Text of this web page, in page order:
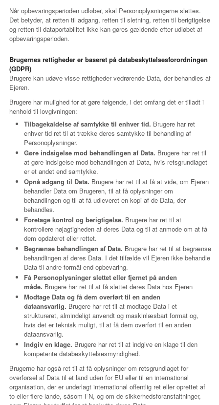
Når opbevaringsperioden udløber, skal Personoplysningerne slettes.
Det betyder, at retten til adgang, retten til sletning, retten til berigtigelse
og retten til dataportabilitet ikke kan gøres gældende efter udløbet af
opbevaringsperioden.
Brugernes rettigheder er baseret på databeskyttelsesforordningen
(GDPR)
Brugere kan udøve visse rettigheder vedrørende Data, der behandles af
Ejeren.
Brugere har mulighed for at gøre følgende, i det omfang det er tilladt i
henhold til lovgivningen:
Tilbagekaldelse af samtykke til enhver tid. Brugere har ret
enhver tid ret til at trække deres samtykke til behandling af
Personoplysninger.
Gøre indsigelse mod behandlingen af Data. Brugere har ret til
at gøre indsigelse mod behandlingen af Data, hvis retsgrundlaget
er et andet end samtykke.
Opnå adgang til Data. Brugere har ret til at få at vide, om Ejeren
behandler Data om Brugeren, til at få oplysninger om
behandlingen og til at få udleveret en kopi af de Data, der
behandles.
Foretage kontrol og berigtigelse. Brugere har ret til at
kontrollere nøjagtigheden af deres Data og til at anmode om at få
dem opdateret eller rettet.
Begrænse behandlingen af Data. Brugere har ret til at begrænse
behandlingen af deres Data. I det tilfælde vil Ejeren ikke behandle
Data til andre formål end opbevaring.
Få Personoplysninger slettet eller fjernet på anden
måde. Brugere har ret til at få slettet deres Data hos Ejeren
Modtage Data og få dem overført til en anden
dataansvarlig. Brugere har ret til at modtage Data i et
struktureret, almindeligt anvendt og maskinlæsbart format og,
hvis det er teknisk muligt, til at få dem overført til en anden
dataansvarlig.
Indgiv en klage. Brugere har ret til at indgive en klage til den
kompetente databeskyttelsesmyndighed.
Brugerne har også ret til at få oplysninger om retsgrundlaget for
overførsel af Data til et land uden for EU eller til en international
organisation, der er underlagt international offentlig ret eller oprettet af
to eller flere lande, såsom FN, og om de sikkerhedsforanstaltninger,